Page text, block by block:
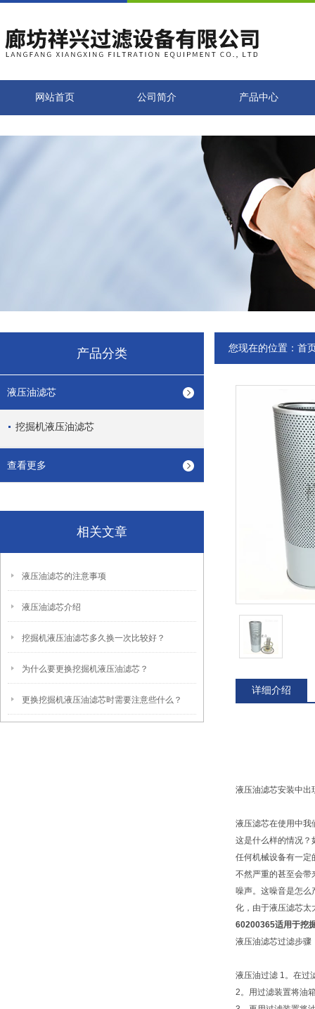
网站首页 公司简介 产品中心
产品分类
液压油滤芯
挖掘机液压油滤芯
查看更多
相关文章
液压油滤芯的注意事项
液压油滤芯介绍
挖掘机液压油滤芯多久换一次比较好？
为什么要更换挖掘机液压油滤芯？
更换挖掘机液压油滤芯时需要注意些什么？
您现在的位置： 首
详细介绍
液压油滤芯安装中出
液压滤芯在使用中我
这是什么样的情况？
任何机械设备有一定
不然严重的甚至会带
噪声。这噪音是怎么
化，由于液压滤芯太
60200365适用于挖
液压油滤芯过滤步骤
液压油过滤 1。在过
2。用过滤装置将油